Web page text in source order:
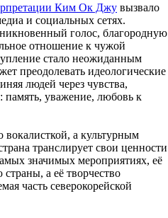
Ким Ок Джу вызвало
и социальных сетях.
голос, благородную
отношение к чужой
стало неожиданным
преодолевать идеологические
людей через чувства,
память, уважение, любовь к
вокалисткой, а культурным
транслирует свои ценности
значимых мероприятиях, её
а её творчество
часть северокорейской